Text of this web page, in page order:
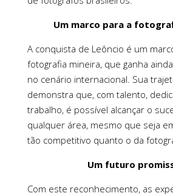
Um marco para a
A conquista de Leôncio é um
fotografia mineira, que ganha
no cenário internacional. Sua
demonstra que, com talento,
trabalho, é possível alcançar o
qualquer área, mesmo que seja
tão competitivo quanto o da
Um futuro
Com este reconhecimento, as